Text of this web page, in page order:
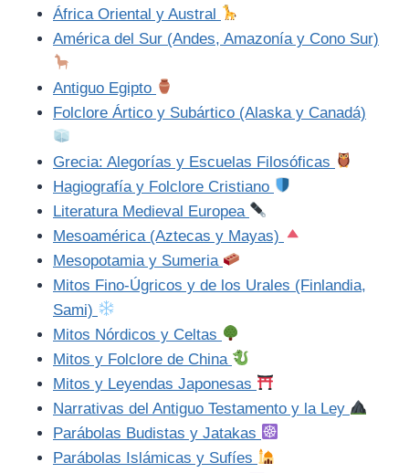
África Oriental y Austral
América del Sur (Andes, Amazonía y Cono Sur)
Antiguo Egipto
Folclore Ártico y Subártico (Alaska y Canadá)
Grecia: Alegorías y Escuelas Filosóficas
Hagiografía y Folclore Cristiano
Literatura Medieval Europea
Mesoamérica (Aztecas y Mayas)
Mesopotamia y Sumeria
Mitos Fino-Úgricos y de los Urales (Finlandia,
Sami)
Mitos Nórdicos y Celtas
Mitos y Folclore de China
Mitos y Leyendas Japonesas
Narrativas del Antiguo Testamento y la Ley
Parábolas Budistas y Jatakas
Parábolas Islámicas y Sufíes